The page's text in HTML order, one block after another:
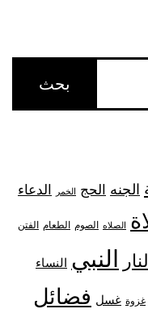
الجنه الحج الخمر الدعاء
الصلاه الصوم الطعام الفتن
النبي النساء
غزوة غسل فضائل